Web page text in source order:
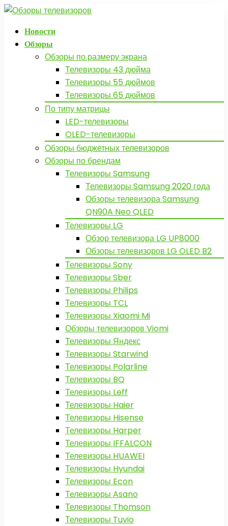
Новости
Обзоры
Обзоры по размеру экрана
Телевизоры 43 дюйма
Телевизоры 55 дюймов
Телевизоры 65 дюймов
По типу матрицы
LED-телевизоры
OLED-телевизоры
Обзоры бюджетных телевизоров
Обзоры по брендам
Телевизоры Samsung
Телевизоры Samsung 2020 года
Обзоры телевизора Samsung
QN90A Neo QLED
Телевизоры LG
Обзор телевизора LG UP8000
Обзоры телевизоров LG OLED B2
Телевизоры Sony
Телевизоры Sber
Телевизоры Philips
Телевизоры TCL
Телевизоры Xiaomi Mi
Обзоры телевизоров Viomi
Телевизоры Яндекс
Телевизоры Starwind
Телевизоры Polarline
Телевизоры BQ
Телевизоры Leff
Телевизоры Haier
Телевизоры Hisense
Телевизоры Harper
Телевизоры IFFALCON
Телевизоры HUAWEI
Телевизоры Hyundai
Телевизоры Econ
Телевизоры Asano
Телевизоры Thomson
Телевизоры Tuvio